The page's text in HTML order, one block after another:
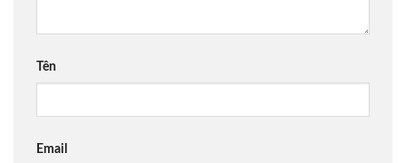
Tên
Email